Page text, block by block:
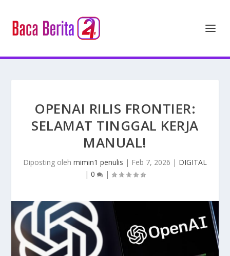
OPENAI RILIS FRONTIER:
SELAMAT TINGGAL KERJA
MANUAL!
Diposting oleh mimin1 penulis | Feb 7, 2026 | DIGITAL
| 0 |